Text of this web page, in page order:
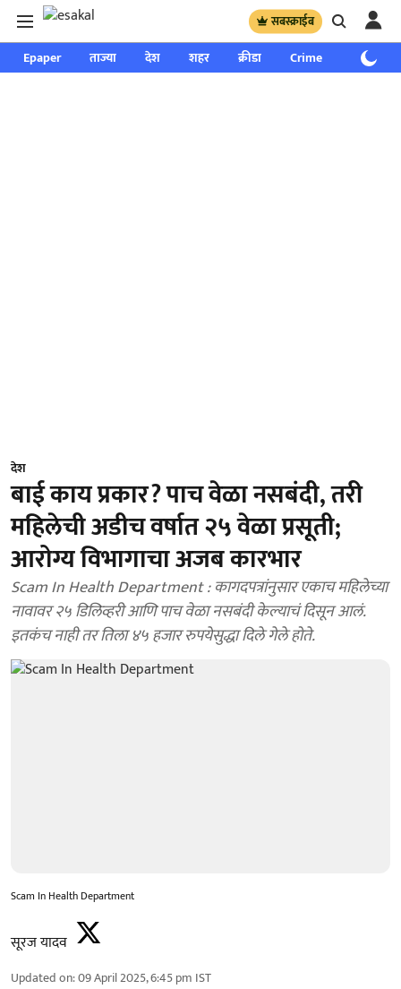
सबस्क्राईब
Epaper ताज्या देश शहर क्रीडा Crime साप्ताहिक
देश
बाई काय प्रकार? पाच वेळा नसबंदी, तरी
महिलेची अडीच वर्षात २५ वेळा प्रसूती;
आरोग्य विभागाचा अजब कारभार
Scam In Health Department : कागदपत्रांनुसार एकाच महिलेच्या
नावावर २५ डिलिव्हरी आणि पाच वेळा नसबंदी केल्याचं दिसून आलं.
इतकंच नाही तर तिला ४५ हजार रुपयेसुद्धा दिले गेले होते.
Scam In Health Department
सूरज यादव
Updated on:09 April 2025, 6:45 pm IST